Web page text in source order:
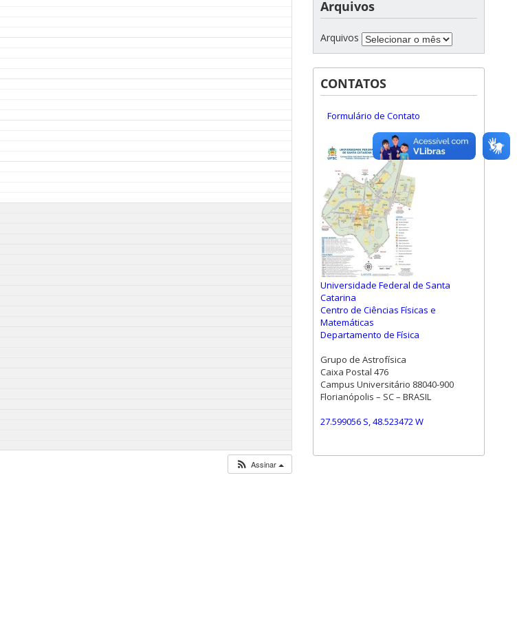
Assinar
Arquivos
Arquivos
CONTATOS
Formulário de Contato
Universidade Federal de Santa
Catarina
Centro de Ciências Físicas e
Matemáticas
Departamento de Física
Grupo de Astrofísica
Caixa Postal 476
Campus Universitário 88040-900
Florianópolis – SC – BRASIL
27.599056 S, 48.523472 W